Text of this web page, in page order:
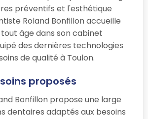
préventifs et l'esthétique
Roland Bonfillon accueille
âge dans son cabinet
des dernières technologies
de qualité à Toulon.
proposés
Bonfillon propose une large
dentaires adaptés aux besoins